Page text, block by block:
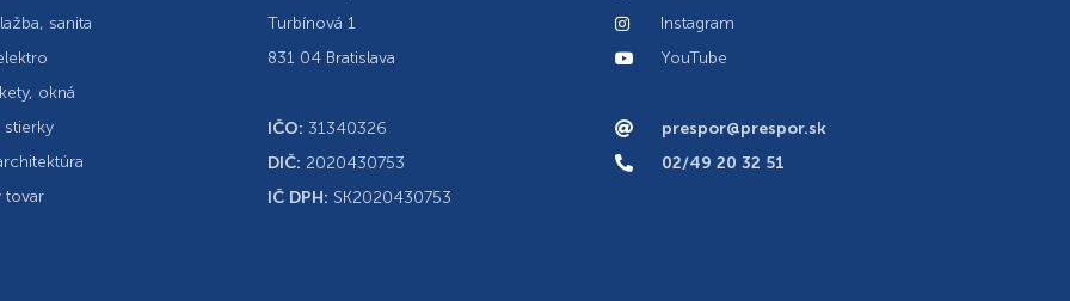
sanita
okná
stierky
tovar
Turbínová 1
831 04 Bratislava
IČO: 31340326
DIČ: 2020430753
IČ DPH: SK2020430753
Instagram
YouTube
prespor@prespor.sk
02/49 20 32 51